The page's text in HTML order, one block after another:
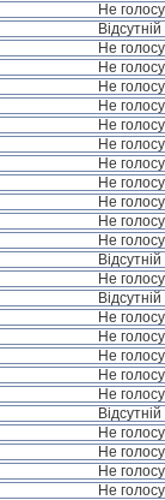
Не
Відсутній
Не
Не
Не
Не
Не
Не
Не
Не
Не
Не
Не
Відсутній
Не
Відсутній
Не
Не
Не
Не
Не
Відсутній
Не
Не
Не
Не